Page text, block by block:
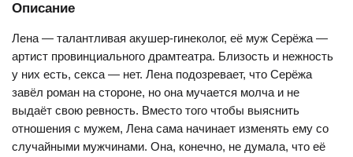
Описание
Лена — талантливая акушер-гинеколог, её муж Серёжа —
артист провинциального драмтеатра. Близость и нежность
у них есть, секса — нет. Лена подозревает, что Серёжа
завёл роман на стороне, но она мучается молча и не
выдаёт свою ревность. Вместо того чтобы выяснить
отношения с мужем, Лена сама начинает изменять ему со
случайными мужчинами. Она, конечно, не думала, что её